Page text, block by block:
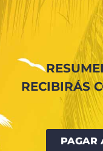
RECIBIRÁS
PAGAR